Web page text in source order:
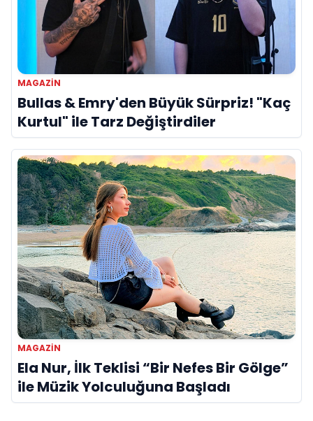
MAGAZIN
Bullas & Emry'den Büyük Sürpriz! "Kaç
Kurtul" ile Tarz Değiştirdiler
MAGAZIN
Ela Nur, İlk Teklisi “Bir Nefes Bir Gölge”
ile Müzik Yolculuğuna Başladı